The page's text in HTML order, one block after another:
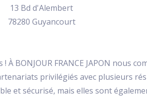
13 Bd d'Alembert
78280 Guyancourt
BONJOUR FRANCE JAPON nous
privilégiés avec plusieurs
et sécurisé, mais elles sont